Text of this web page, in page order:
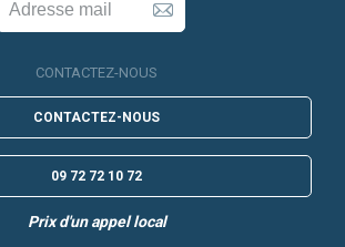
CONTACTEZ-NOUS
CONTACTEZ-NOUS
09 72 72 10 72
Prix d'un appel local